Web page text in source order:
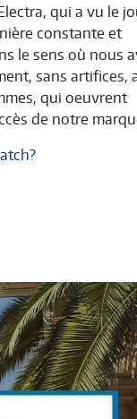
qui a vu le
constante et
le sens où nous
sans artifices,
qui oeuvrent
de notre